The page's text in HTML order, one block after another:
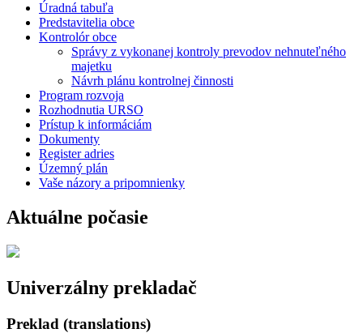
Úradná tabuľa
Predstavitelia obce
Kontrolór obce
Správy z vykonanej kontroly prevodov nehnuteľného
majetku
Návrh plánu kontrolnej činnosti
Program rozvoja
Rozhodnutia URSO
Prístup k informáciám
Dokumenty
Register adries
Územný plán
Vaše názory a pripomnienky
Aktuálne počasie
Univerzálny prekladač
Preklad (translations)